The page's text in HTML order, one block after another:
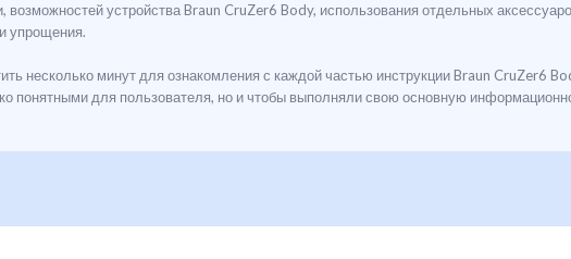
устройства Braun CruZer6 Body, использования отдельных
упрощения.
несколько минут для ознакомления с каждой частью инструкции Braun CruZer6
понятными для пользователя, но и чтобы выполняли свою основную